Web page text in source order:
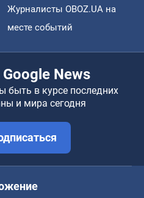
Журналисты OBOZ.UA на
месте событий
Google News
быть в курсе последних
и мира сегодня